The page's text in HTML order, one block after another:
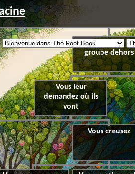
Vous suivez le
groupe dehors
Vous leur
demandez où ils
vont
Vous creusez